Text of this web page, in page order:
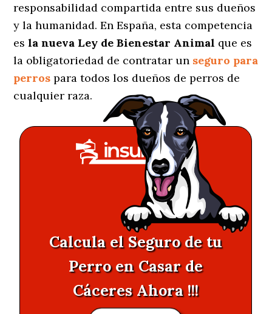
responsabilidad compartida entre sus dueños
y la humanidad. En España, esta competencia
esla nueva Ley de Bienestar Animal que es
la obligatoriedad de contratar un seguro para
perros para todos los dueños de perros de
cualquier raza.
Calcula el Seguro de tu
Perro en Casar de
Cáceres Ahora !!!